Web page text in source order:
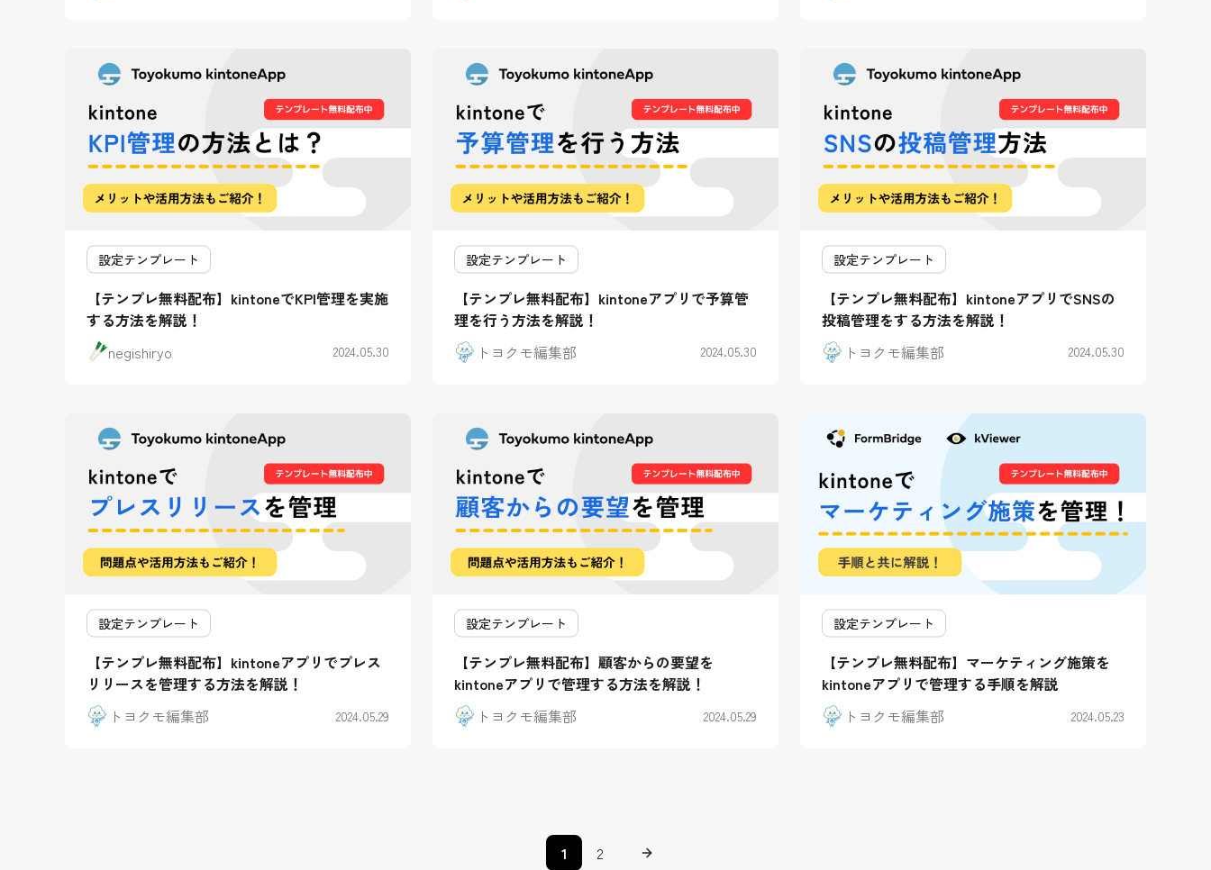
設定テンプレート
【テンプレ無料配布】kintoneでKPI管理を実施
する方法を解説！
negishiryo
2024.05.30
設定テンプレート
【テンプレ無料配布】kintoneアプリで予算管
理を行う方法を解説！
トヨクモ編集部
2024.05.30
設定テンプレート
【テンプレ無料配布】kintoneアプリでSNSの
投稿管理をする方法を解説！
トヨクモ編集部
2024.05.30
設定テンプレート
【テンプレ無料配布】kintoneアプリでプレス
リリースを管理する方法を解説！
トヨクモ編集部
2024.05.29
設定テンプレート
【テンプレ無料配布】顧客からの要望を
kintoneアプリで管理する方法を解説！
トヨクモ編集部
2024.05.29
設定テンプレート
【テンプレ無料配布】マーケティング施策を
kintoneアプリで管理する手順を解説
トヨクモ編集部
2024.05.23
1 2